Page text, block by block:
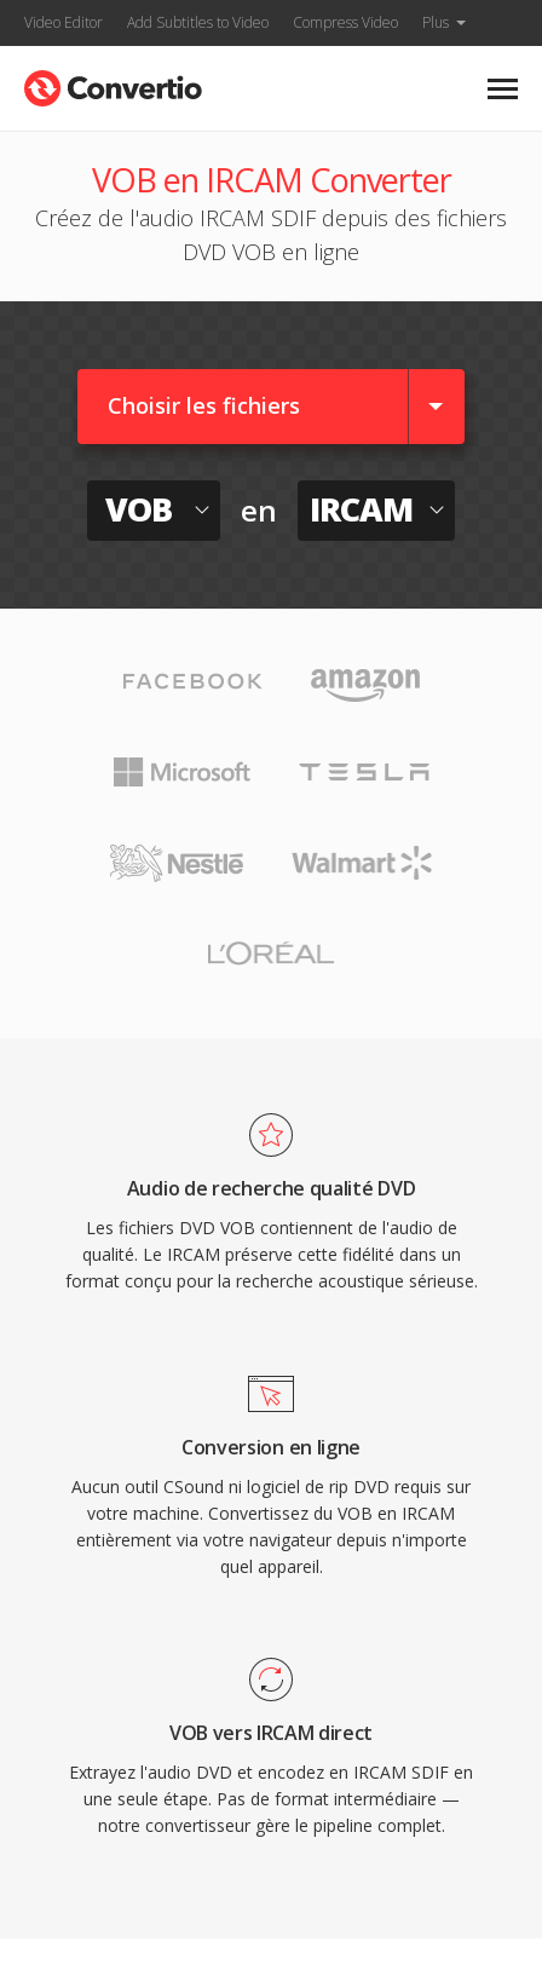
Video Editor Add Subtitles to Video Compress Video Plus
VOB en IRCAM Converter
Créez de l'audio IRCAM SDIF depuis des fichiers
DVD VOB en ligne
Choisir les fichiers
VOB en IRCAM
Audio de recherche qualité DVD
Les fichiers DVD VOB contiennent de l'audio de
qualité. Le IRCAM préserve cette fidélité dans un
format conçu pour la recherche acoustique sérieuse.
Conversion en ligne
Aucun outil CSound ni logiciel de rip DVD requis sur
votre machine. Convertissez du VOB en IRCAM
entièrement via votre navigateur depuis n'importe
quel appareil.
VOB vers IRCAM direct
Extrayez l'audio DVD et encodez en IRCAM SDIF en
une seule étape. Pas de format intermédiaire —
notre convertisseur gère le pipeline complet.